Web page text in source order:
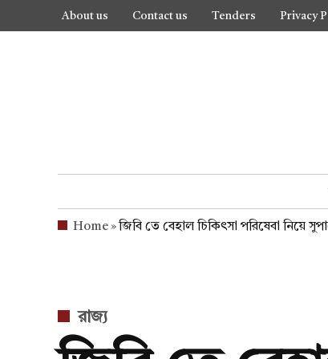
About us Contact us Tenders Privacy
Home»জিবি তে বেহাল চিকিৎসা পরিষেবা নিয়ে
POSTED
IN
রাজ্য